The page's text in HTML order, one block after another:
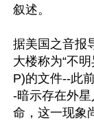
叙述。
据美国之音报
大楼称为“不
P)的文件--此
-暗示存在外
命，这一现象